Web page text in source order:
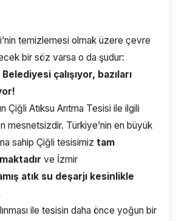
temizlemesi olmak üzere çevre
bir söz varsa o da şudur:
çalışıyor, bazıları
Çiğli Atıksu Arıtma Tesisi ile ilgili
mesnetsizdir. Türkiye’nin en büyük
sahip Çiğli tesisimiz tam
ve İzmir
atık su deşarjı kesinlikle
ile tesisin daha önce yoğun bir